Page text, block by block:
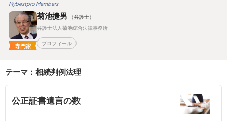
Mybestpro Members
専門家
菊池捷男
（弁護士）
弁護士法人菊池綜合法律事務所
プロフィール
テーマ：相続判例法理
公正証書遺言の数